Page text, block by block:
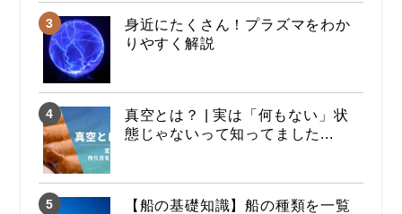
身近にたくさん！プラズマをわか
りやすく解説
真空とは？ | 実は「何もない」状
態じゃないって知ってました...
【船の基礎知識】船の種類を一覧